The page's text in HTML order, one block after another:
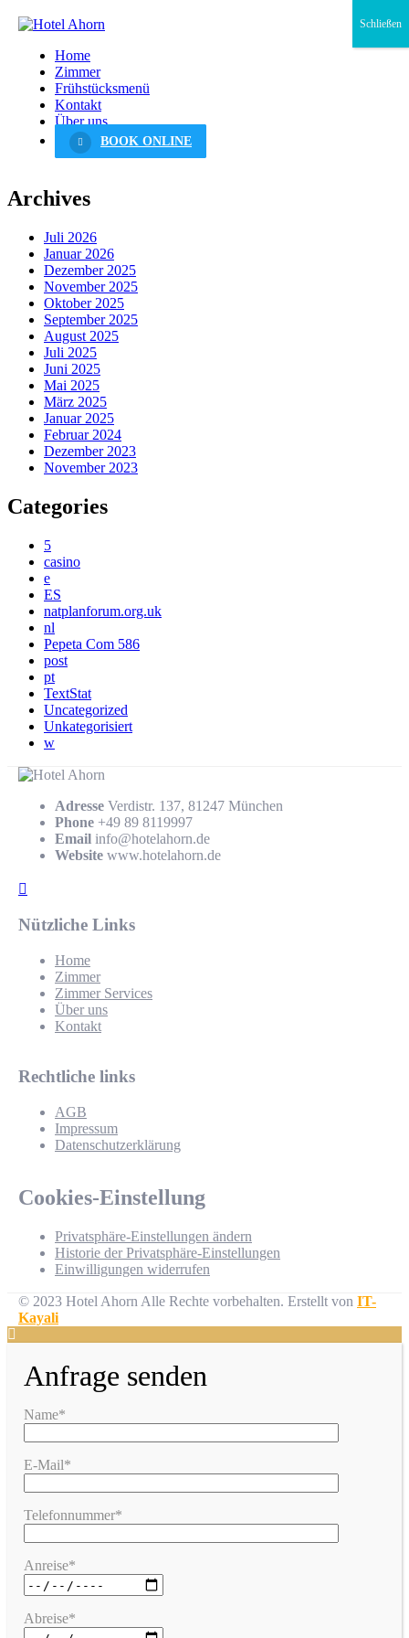
Home
Zimmer
Frühstücksmenü
Kontakt
Über uns
BOOK ONLINE
Archives
Juli 2026
Januar 2026
Dezember 2025
November 2025
Oktober 2025
September 2025
August 2025
Juli 2025
Juni 2025
Mai 2025
März 2025
Januar 2025
Februar 2024
Dezember 2023
November 2023
Categories
5
casino
e
ES
natplanforum.org.uk
nl
Pepeta Com 586
post
pt
TextStat
Uncategorized
Unkategorisiert
w
Adresse Verdistr. 137, 81247 München
Phone +49 89 8119997
Email info@hotelahorn.de
Website www.hotelahorn.de
Nützliche Links
Home
Zimmer
Zimmer Services
Über uns
Kontakt
Rechtliche links
AGB
Impressum
Datenschutzerklärung
Cookies-Einstellung
Privatsphäre-Einstellungen ändern
Historie der Privatsphäre-Einstellungen
Einwilligungen widerrufen
© 2023 Hotel Ahorn Alle Rechte vorbehalten. Erstellt von IT-
Kayali
Anfrage senden
Name*
E-Mail*
Telefonnummer*
Anreise*
Abreise*
Schließen